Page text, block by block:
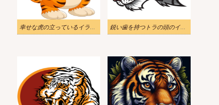
幸せな虎の立っているイラスト 鋭い歯を持つトラの頭のイラスト